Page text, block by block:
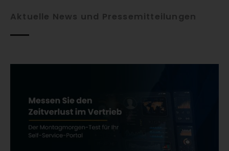
Aktuelle News und Pressemitteilungen